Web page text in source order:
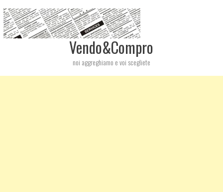
Vendo&Compro
noi aggreghiamo e voi scegliete